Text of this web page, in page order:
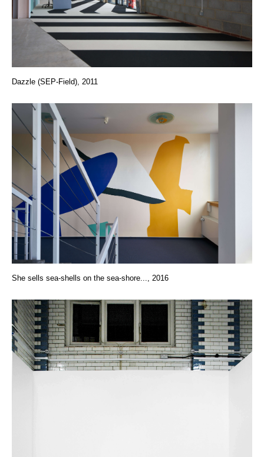
Dazzle (SEP-Field), 2011
She sells sea-shells on the sea-shore..., 2016